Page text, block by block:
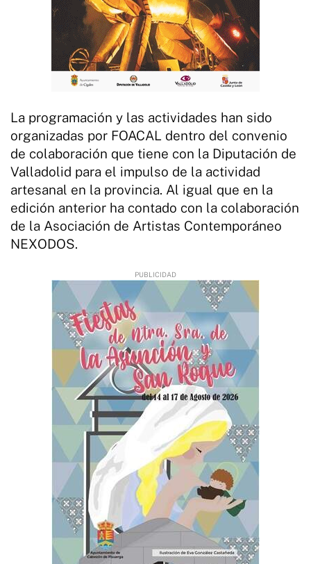
La programación y las actividades han sido
organizadas por FOACAL dentro del convenio
de colaboración que tiene con la Diputación de
Valladolid para el impulso de la actividad
artesanal en la provincia. Al igual que en la
edición anterior ha contado con la colaboración
de la Asociación de Artistas Contemporáneo
NEXODOS.